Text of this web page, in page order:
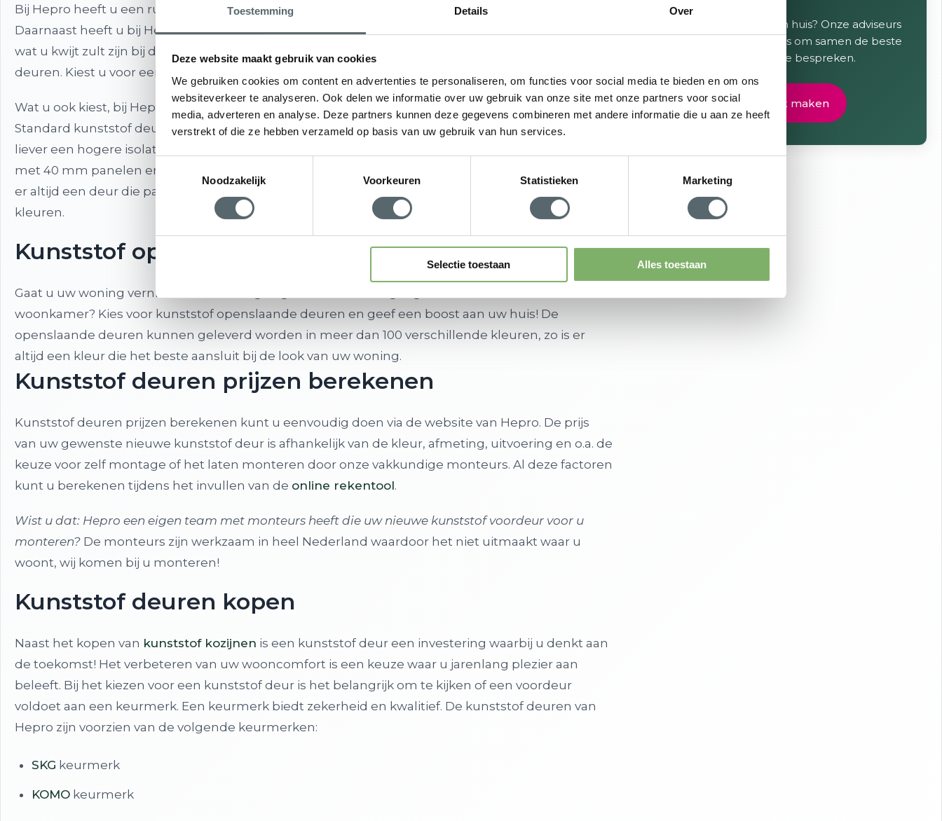
Toestemming Details Over
Deze website maakt gebruik van cookies
We gebruiken cookies om content en advertenties te personaliseren, om functies voor social media te bieden en om ons
websiteverkeer te analyseren. Ook delen we informatie over uw gebruik van onze site met onze partners voor social
media, adverteren en analyse. Deze partners kunnen deze gegevens combineren met andere informatie die u aan ze heeft
verstrekt of die ze hebben verzameld op basis van uw gebruik van hun services.
Noodzakelijk
Voorkeuren Statistieken Marketing
Selectie toestaan Alles toestaan
Bij Hepro heeft u een ruime keuze door het uitgebreide assortiment in kunststof deuren.
Daarnaast heeft u bij Hepro de keuze om snel een richtprijs online te bereken, zodat u gelijk weet
wat u kwijt zult zijn bij de aanschaf van de nieuwe kunststof deur! U heeft keuze uit allerlei soorten
deuren. Kiest u voor een
Wat u ook kiest, bij Hepro worden de kunststof deuren in twee uitvoeringen geleverd. De
Standard kunststof deuren zijn voorzien van 24 mm deurpanelen en HR++ beglazing. Wenst u
liever een hogere isolatiewaarde van maar liefst 32%? Dan kiest u voor een Comfort kunststof deur
met 40 mm panelen en triple glas. De kunststof voordeuren zijn leverbaar in vele modellen, zo is
er altijd een deur die past bij u! En elke kunststof deur is leverbaar in meer dan 100 verschillende
kleuren.
Kunststof openslaande deuren
Gaat u uw woning vernieuwen of wilt u graag een mooie doorgang maken van de tuin naar de
woonkamer? Kies voor kunststof openslaande deuren en geef een boost aan uw huis! De
openslaande deuren kunnen geleverd worden in meer dan 100 verschillende kleuren, zo is er
altijd een kleur die het beste aansluit bij de look van uw woning.
Kunststof deuren prijzen berekenen
Kunststof deuren prijzen berekenen kunt u eenvoudig doen via de website van Hepro. De prijs
van uw gewenste nieuwe kunststof deur is afhankelijk van de kleur, afmeting, uitvoering en o.a. de
keuze voor zelf montage of het laten monteren door onze vakkundige monteurs. Al deze factoren
kunt u berekenen tijdens het invullen van de online rekentool.
Wist u dat: Hepro een eigen team met monteurs heeft die uw nieuwe kunststof voordeur voor u
monteren? De monteurs zijn werkzaam in heel Nederland waardoor het niet uitmaakt waar u
woont, wij komen bij u monteren!
Kunststof deuren kopen
Naast het kopen van kunststof kozijnen is een kunststof deur een investering waarbij u denkt aan
de toekomst! Het verbeteren van uw wooncomfort is een keuze waar u jarenlang plezier aan
beleeft. Bij het kiezen voor een kunststof deur is het belangrijk om te kijken of een voordeur
voldoet aan een keurmerk. Een keurmerk biedt zekerheid en kwalitief. De kunststof deuren van
Hepro zijn voorzien van de volgende keurmerken:
SKG keurmerk
KOMO keurmerk
Wilt u liever advies aan huis? Onze adviseurs
komen graag bij u thuis om samen de beste
oplossingen te bespreken.
Afspraak maken